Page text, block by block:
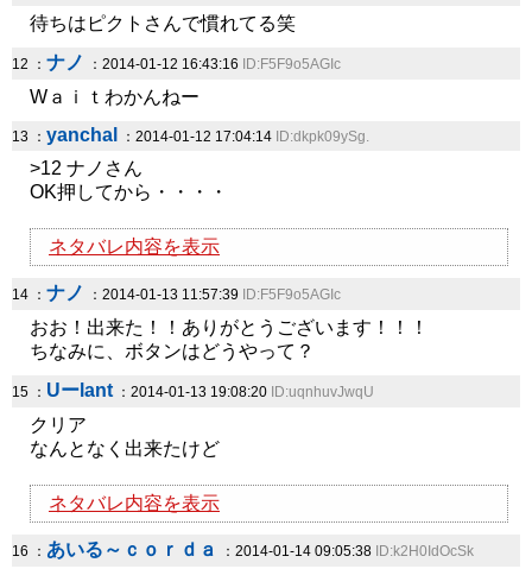
待ちはピクトさんで慣れてる笑
12 ： ナノ ：2014-01-12 16:43:16 ID:F5F9o5AGIc
Wａｉｔわかんねー
13 ： yanchal ：2014-01-12 17:04:14 ID:dkpk09ySg.
>12 ナノさん
OK押してから・・・・
ネタバレ内容を表示
14 ： ナノ ：2014-01-13 11:57:39 ID:F5F9o5AGIc
おお！出来た！！ありがとうございます！！！
ちなみに、ボタンはどうやって？
15 ： Uーlant：2014-01-13 19:08:20 ID:uqnhuvJwqU
クリア
なんとなく出来たけど
ネタバレ内容を表示
16 ： あいる～ｃｏｒｄａ ：2014-01-14 09:05:38 ID:k2H0IdOcSk